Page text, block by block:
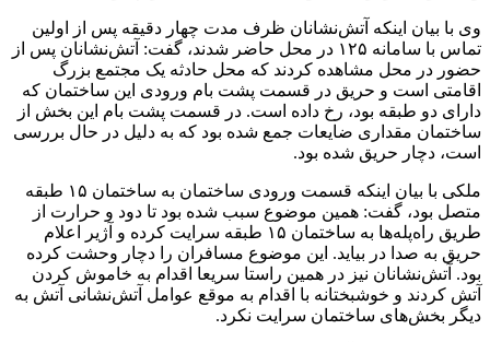
وی با بیان اینکه آتش‌نشانان ظرف مدت چهار دقیقه پس از اولین
تماس با سامانه ۱۲۵ در محل حاضر شدند، گفت: آتش‌نشانان پس از
حضور در محل مشاهده کردند که محل حادثه یک مجتمع بزرگ
اقامتی است و حریق در قسمت پشت بام ورودی این ساختمان که
دارای دو طبقه بود، رخ داده است. در قسمت پشت بام این بخش از
ساختمان مقداری ضایعات جمع شده بود که به دلیل در حال بررسی
است، دچار حریق شده بود.
ملکی با بیان اینکه قسمت ورودی ساختمان به ساختمان ۱۵ طبقه
متصل بود، گفت: همین موضوع سبب شده بود تا دود و حرارت از
طریق راه‌پله‌ها به ساختمان ۱۵ طبقه سرایت کرده و آژیر اعلام
حریق به صدا در بیاید. این موضوع مسافران را دچار وحشت کرده
بود. آتش‌نشانان نیز در همین راستا سریعا اقدام به خاموش کردن
آتش کردند و خوشبختانه با اقدام به موقع عوامل آتش‌نشانی آتش به
دیگر بخش‌های ساختمان سرایت نکرد.